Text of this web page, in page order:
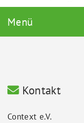
Menü
Kontakt
Context e.V.